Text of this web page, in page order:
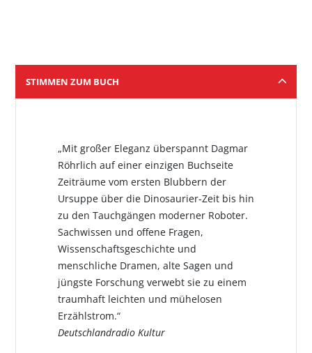
STIMMEN ZUM BUCH
„Mit großer Eleganz überspannt Dagmar
Röhrlich auf einer einzigen Buchseite
Zeiträume vom ersten Blubbern der
Ursuppe über die Dinosaurier-Zeit bis hin
zu den Tauchgängen moderner Roboter.
Sachwissen und offene Fragen,
Wissenschaftsgeschichte und
menschliche Dramen, alte Sagen und
jüngste Forschung verwebt sie zu einem
traumhaft leichten und mühelosen
Erzählstrom.“
Deutschlandradio Kultur